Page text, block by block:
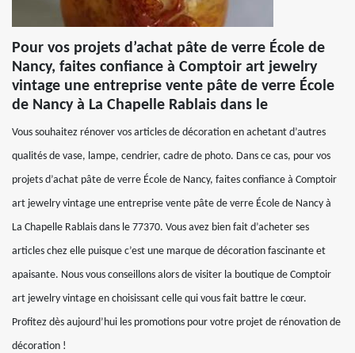
Pour vos projets d’achat pâte de verre École de
Nancy, faites confiance à Comptoir art jewelry
vintage une entreprise vente pâte de verre École
de Nancy à La Chapelle Rablais dans le
Vous souhaitez rénover vos articles de décoration en achetant d’autres
qualités de vase, lampe, cendrier, cadre de photo. Dans ce cas, pour vos
projets d’achat pâte de verre École de Nancy, faites confiance à Comptoir
art jewelry vintage une entreprise vente pâte de verre École de Nancy à
La Chapelle Rablais dans le 77370. Vous avez bien fait d’acheter ses
articles chez elle puisque c’est une marque de décoration fascinante et
apaisante. Nous vous conseillons alors de visiter la boutique de Comptoir
art jewelry vintage en choisissant celle qui vous fait battre le cœur.
Profitez dès aujourd’hui les promotions pour votre projet de rénovation de
décoration !